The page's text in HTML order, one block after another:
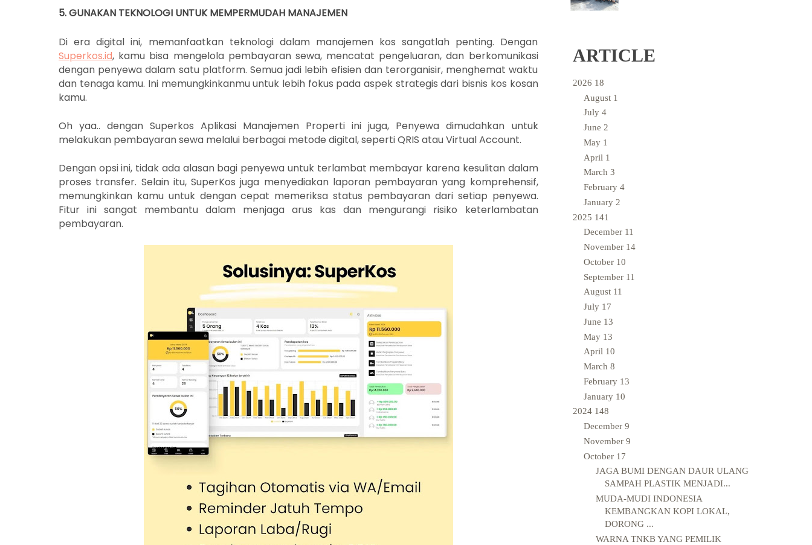
5. GUNAKAN TEKNOLOGI UNTUK MEMPERMUDAH MANAJEMEN
Di era digital ini, memanfaatkan teknologi dalam manajemen kos sangatlah penting. Dengan
Superkos.id, kamu bisa mengelola pembayaran sewa, mencatat pengeluaran, dan berkomunikasi
dengan penyewa dalam satu platform. Semua jadi lebih efisien dan terorganisir, menghemat waktu
dan tenaga kamu. Ini memungkinkanmu untuk lebih fokus pada aspek strategis dari bisnis kos kosan
kamu.
Oh yaa.. dengan Superkos Aplikasi Manajemen Properti ini juga, Penyewa dimudahkan untuk
melakukan pembayaran sewa melalui berbagai metode digital, seperti QRIS atau Virtual Account.
Dengan opsi ini, tidak ada alasan bagi penyewa untuk terlambat membayar karena kesulitan dalam
proses transfer. Selain itu, SuperKos juga menyediakan laporan pembayaran yang komprehensif,
memungkinkan kamu untuk dengan cepat memeriksa status pembayaran dari setiap penyewa.
Fitur ini sangat membantu dalam menjaga arus kas dan mengurangi risiko keterlambatan
pembayaran.
ARTICLE
2026 18
August 1
July 4
June 2
May 1
April 1
March 3
February 4
January 2
2025 141
December 11
November 14
October 10
September 11
August 11
July 17
June 13
May 13
April 10
March 8
February 13
January 10
2024 148
December 9
November 9
October 17
JAGA BUMI DENGAN DAUR ULANG
SAMPAH PLASTIK MENJADI...
MUDA-MUDI INDONESIA
KEMBANGKAN KOPI LOKAL,
DORONG ...
WARNA TNKB YANG PEMILIK